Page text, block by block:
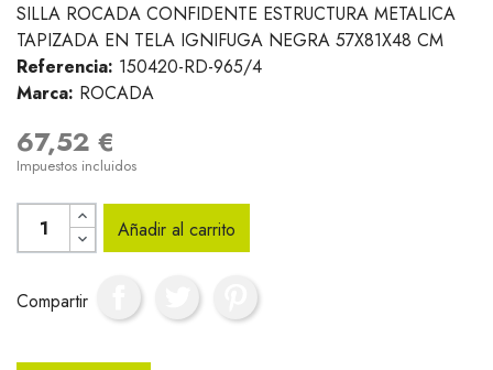
SILLA ROCADA CONFIDENTE ESTRUCTURA METALICA
TAPIZADA EN TELA IGNIFUGA NEGRA 57X81X48 CM
Referencia: 150420-RD-965/4
Marca: ROCADA
67,52 €
Impuestos incluidos
Añadir al carrito
Compartir